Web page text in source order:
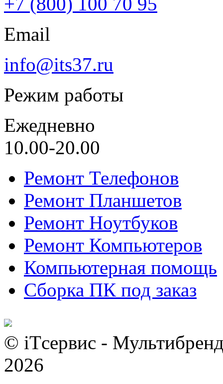
Email
info@its37.ru
Режим работы
Ежедневно
10.00-20.00
Ремонт Телефонов
Ремонт Планшетов
Ремонт Ноутбуков
Ремонт Компьютеров
Компьютерная помощь
Сборка ПК под заказ
© iTсервис -
2026